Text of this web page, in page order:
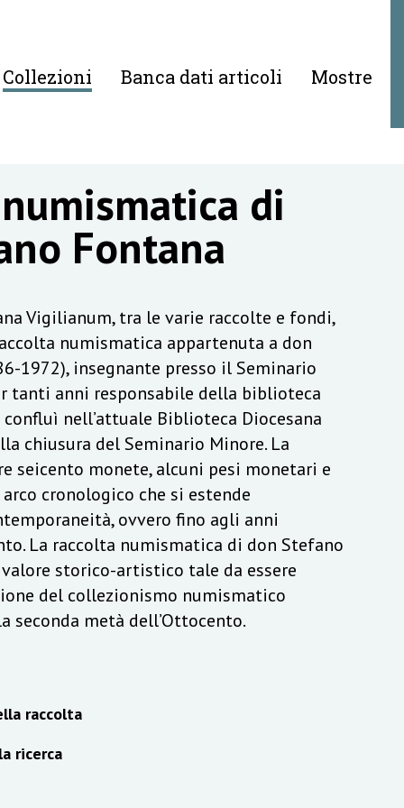
Collezioni Banca dati articoli Mostre
di
Fontana
Vigilianum, tra le varie raccolte e fondi,
numismatica appartenuta a don
1972), insegnante presso il Seminario
tanti anni responsabile della biblioteca
nell’attuale Biblioteca Diocesana
chiusura del Seminario Minore. La
seicento monete, alcuni pesi monetari e
cronologico che si estende
ovvero fino agli anni
La raccolta numismatica di don Stefano
storico-artistico tale da essere
del collezionismo numismatico
seconda metà dell’Ottocento.
raccolta
ricerca